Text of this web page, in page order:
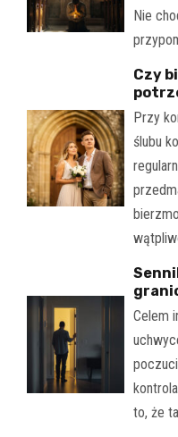
Nie
Czy
Przy
ślubu
Celem
to, że